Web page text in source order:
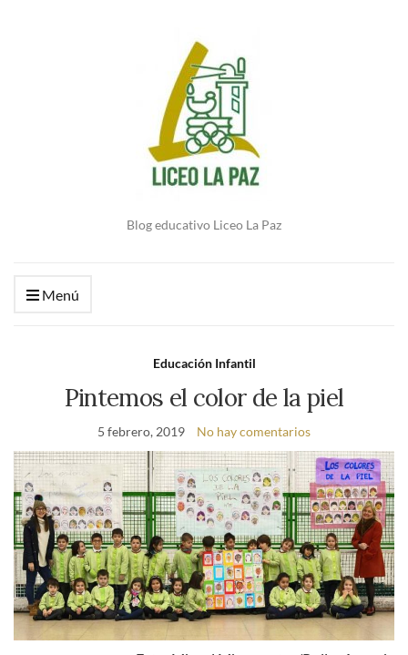
Blog educativo Liceo La Paz
Menú
Educación Infantil
Pintemos el color de la piel
5 febrero, 2019 No hay comentarios